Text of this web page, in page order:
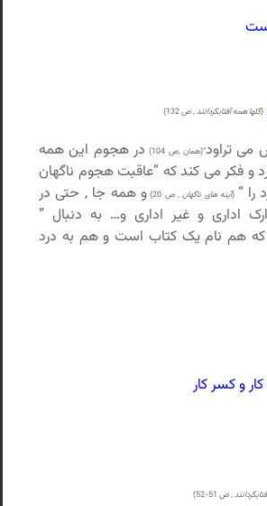
(گلها همه آفتابگردانند, ص 132)
می تراود“(همان ,ص 104)
در هجوم این همه
و فکر می کند که “عاقبت هجوم ناگهان
“
(آینه های ناگهان, ص 20)
و همه جا , حتی در
اداری و غیر اداری و… به دنبال ”
که هم نام یک کتاب است و هم به درد
و کسر کار
, ص 51-52)